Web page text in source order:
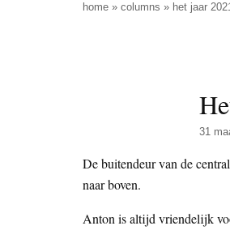
home » columns » het jaar
31
De buitendeur van de
naar boven.
Anton is altijd vriendelijk